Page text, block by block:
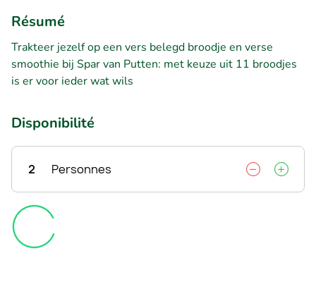
Résumé
Trakteer jezelf op een vers belegd broodje en verse
smoothie bij Spar van Putten: met keuze uit 11 broodjes
is er voor ieder wat wils
Disponibilité
2 Personnes